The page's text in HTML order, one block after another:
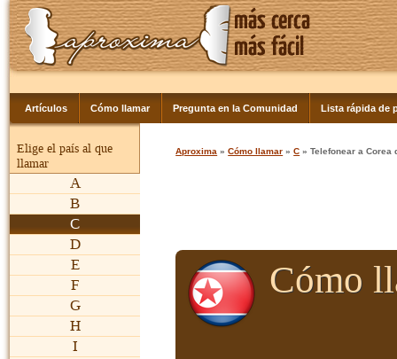
Artículos Cómo llamar Pregunta en la Comunidad Lista rápida de
Elige el país al que
llamar
A
B
C
D
E
F
G
H
I
Aproxima »Cómo llamar »C » Telefonear a Corea
Cómo